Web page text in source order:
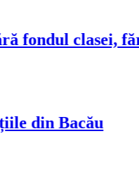
clasei, fără
din Bacău